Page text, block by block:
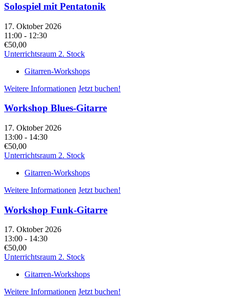
Solospiel mit Pentatonik
17. Oktober 2026
11:00 - 12:30
€50,00
Unterrichtsraum 2. Stock
Gitarren-Workshops
Weitere Informationen Jetzt buchen!
Workshop Blues-Gitarre
17. Oktober 2026
13:00 - 14:30
€50,00
Unterrichtsraum 2. Stock
Gitarren-Workshops
Weitere Informationen Jetzt buchen!
Workshop Funk-Gitarre
17. Oktober 2026
13:00 - 14:30
€50,00
Unterrichtsraum 2. Stock
Gitarren-Workshops
Weitere Informationen Jetzt buchen!